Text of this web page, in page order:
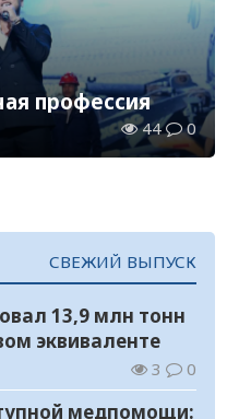
профессия
44 0
СВЕЖИЙ ВЫПУСК
13,9 млн тонн
эквиваленте
3 0
медпомощи: